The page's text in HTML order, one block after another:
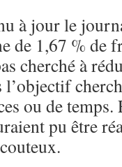
à jour le
de 1,67 % de
cherché à
l’objectif
ou de
pu être